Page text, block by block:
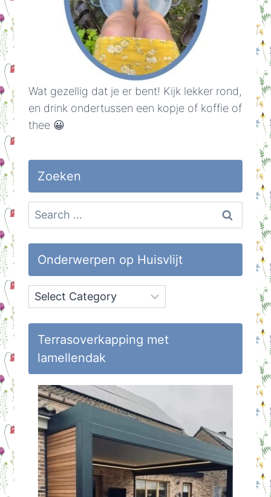
Wat gezellig dat je er bent! Kijk lekker rond,
en drink ondertussen een kopje of koffie of
thee 😀
Zoeken
Search
for:
Onderwerpen op Huisvlijt
Onderwerpen
op
Huisvlijt
Terrasoverkapping met
lamellendak